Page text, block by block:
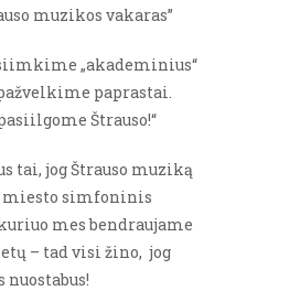
muzikos vakaras”
„akademinius“
paprastai.
Štrauso!“
tai, jog Štrauso muziką
miesto simfoninis
mes bendraujame
– tad visi žino, jog
nuostabus!